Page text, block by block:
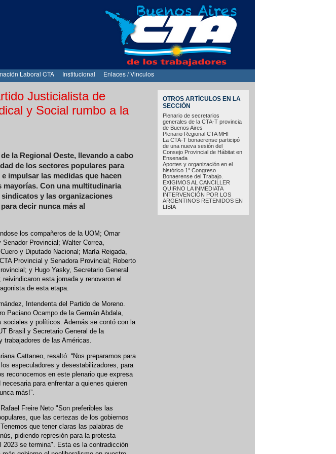
Laboral CTA Institucional Enlaces / Vinculos
OTROS ARTÍCULOS EN LA
SECCIÓN
Plenario de secretarios
generales de la CTA-T provincia
de Buenos Aires
Plenario Regional CTA MHI
La CTA-T bonaerense participó
de una nueva sesión del
Consejo Provincial de Hábitat en
Ensenada
Aportes y organización en el
histórico 1° Congreso
Bonaerense del Trabajo.
EXIGIMOS AL CANCILLER
QUIRNO LA INMEDIATA
INTERVENCIÓN POR LOS
ARGENTINOS RETENIDOS EN
LIBIA
Justicialista de
y Social rumbo a la
la Regional Oeste, llevando a cabo
de los sectores populares para
impulsar las medidas que hacen
mayorías. Con una multitudinaria
y las organizaciones
decir nunca más al
los compañeros de la UOM; Omar
Provincial; Walter Correa,
y Diputado Nacional; María Reigada,
Provincial y Senadora Provincial; Roberto
y Hugo Yasky, Secretario General
esta jornada y renovaron el
de esta etapa.
Intendenta del Partido de Moreno.
Paciano Ocampo de la Germán Abdala,
sociales y políticos. Además se contó con la
Brasil y Secretario General de la
trabajadores de las Américas.
Cattaneo, resaltó: “Nos preparamos para
especuladores y desestabilizadores, para
reconocemos en este plenario que expresa
para enfrentar a quienes quieren
más!”.
Freire Neto "Son preferibles las
que las certezas de los gobiernos
que tener claras las palabras de
pidiendo represión para la protesta
se termina". Esta es la contradicción